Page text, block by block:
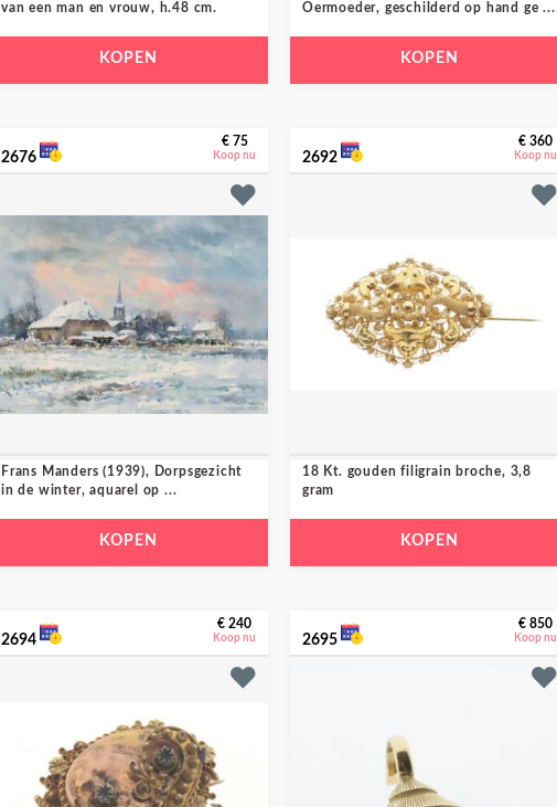
van een man en vrouw, h.48 cm.
KOPEN
Oermoeder, geschilderd op hand ge ...
KOPEN
2676
€ 75
Koop nu
Frans Manders (1939), Dorpsgezicht
in de winter, aquarel op ...
KOPEN
2692
€ 360
Koop nu
18 Kt. gouden filigrain broche, 3,8
gram
KOPEN
2694
€ 240
Koop nu 2695
€ 850
Koop nu